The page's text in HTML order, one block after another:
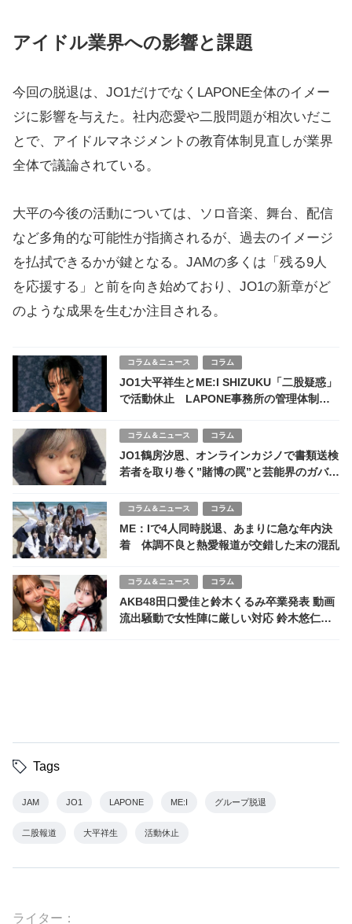
アイドル業界への影響と課題
今回の脱退は、JO1だけでなくLAPONE全体のイメー
ジに影響を与えた。社内恋愛や二股問題が相次いだこ
とで、アイドルマネジメントの教育体制見直しが業界
全体で議論されている。
大平の今後の活動については、ソロ音楽、舞台、配信
など多角的な可能性が指摘されるが、過去のイメージ
を払拭できるかが鍵となる。JAMの多くは「残る9人
を応援する」と前を向き始めており、JO1の新章がど
のような成果を生むか注目される。
コラム＆ニュース コラム
JO1大平祥生とME:I SHIZUKU「二股疑惑」
で活動休止 LAPONE事務所の管理体制に
コラム＆ニュース コラム
JO1鶴房汐恩、オンラインカジノで書類送検
若者を取り巻く”賭博の罠”と芸能界のガバナ
コラム＆ニュース コラム
ME：Iで4人同時脱退、あまりに急な年内決
着 体調不良と熱愛報道が交錯した末の混乱
コラム＆ニュース コラム
AKB48田口愛佳と鈴木くるみ卒業発表 動画
流出騒動で女性陣に厳しい対応 鈴木悠仁・
Tags
JAM JO1 LAPONE ME:I グループ脱退
二股報道 大平祥生 活動休止
ライター：